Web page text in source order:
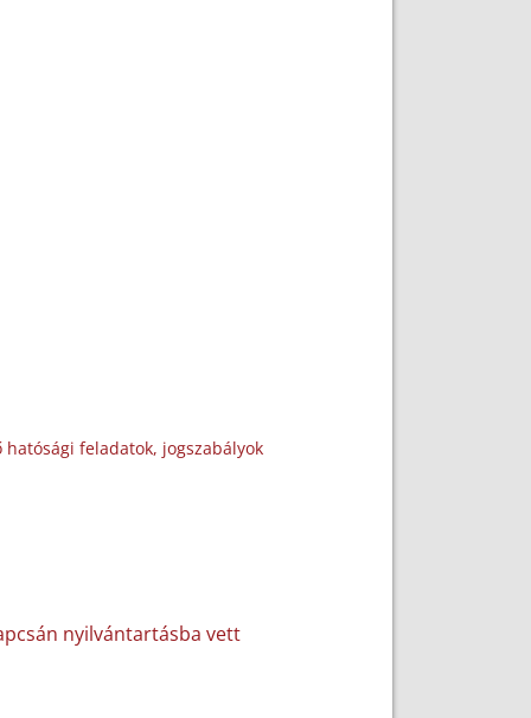
feladatok, jogszabályok
nyilvántartásba vett